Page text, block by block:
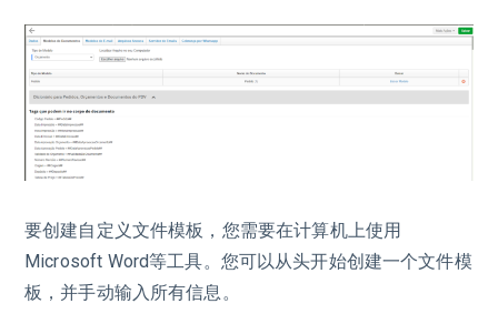
要创建自定义文件模板，您需要在计算机上使用
Microsoft Word等工具。您可以从头开始创建一个文件模
板，并手动输入所有信息。